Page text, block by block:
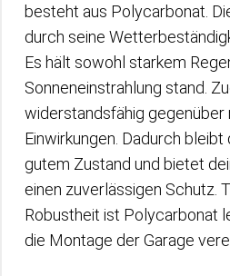
besteht aus Polycarbonat.
durch seine
Es hält sowohl starkem
Sonneneinstrahlung stand.
widerstandsfähig gegenüber
Einwirkungen. Dadurch bleibt
gutem Zustand und bietet
einen zuverlässigen Schutz.
Robustheit ist Polycarbonat
die Montage der Garage